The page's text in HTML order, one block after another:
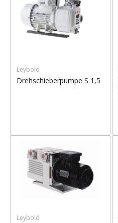
Leybold
Drehschieberpumpe S 1,5
Leybold